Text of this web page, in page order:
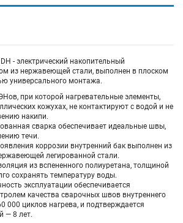
- электрический накопительный
из нержавеющей стали, выполнен в плоском
универсального монтажа.
при которой нагревательные элементы,
кожухах, не контактируют с водой и не
накипи.
сварка обеспечивает идеальные швы,
течи.
коррозии внутренний бак выполнен из
легированной стали.
из вспененного полиуретана, толщиной
сохранять температуру воды.
эксплуатации обеспечивается
качества сварочных швов внутреннего
000 циклов нагрева, и подтверждается
— 8 лет.